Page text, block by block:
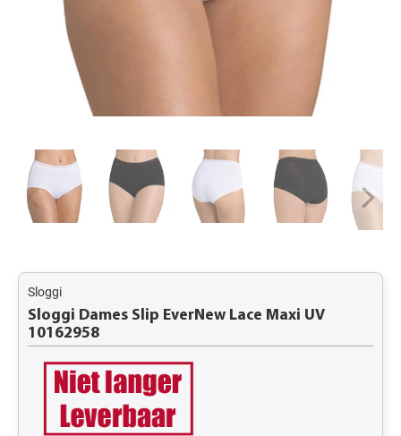
Sloggi
Sloggi Dames Slip EverNew Lace Maxi UV
10162958